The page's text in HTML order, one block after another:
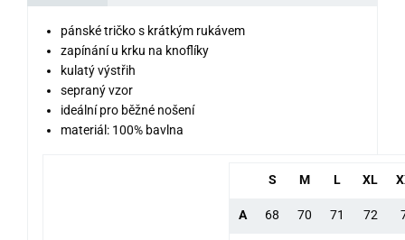
pánské tričko s krátkým rukávem
zapínání u krku na knoflíky
kulatý výstřih
sepraný vzor
ideální pro běžné nošení
materiál: 100% bavlna
S M L XL
A 68 70 71 72